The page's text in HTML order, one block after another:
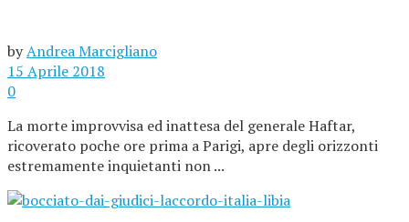
byAndrea Marcigliano
15 Aprile 2018
0
La morte improvvisa ed inattesa del generale Haftar,
ricoverato poche ore prima a Parigi, apre degli orizzonti
estremamente inquietanti non ...